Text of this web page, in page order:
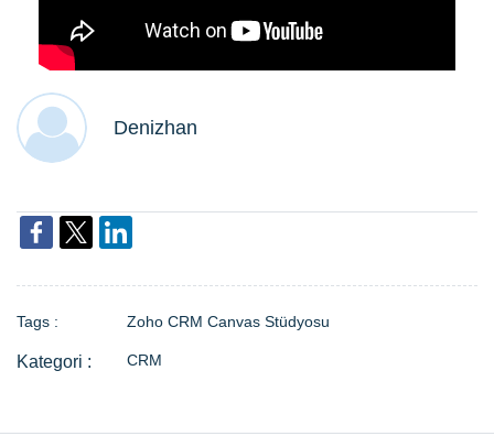
Denizhan
Tags : Zoho CRM Canvas Stüdyosu
CRM